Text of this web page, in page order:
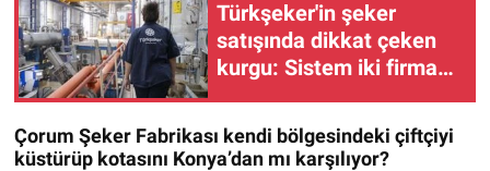
Türkşeker'in şeker
satışında dikkat çeken
kurgu: Sistem iki firmaya
Çorum Şeker Fabrikası kendi bölgesindeki çiftçiyi
küstürüp kotasını Konya’dan mı karşılıyor?